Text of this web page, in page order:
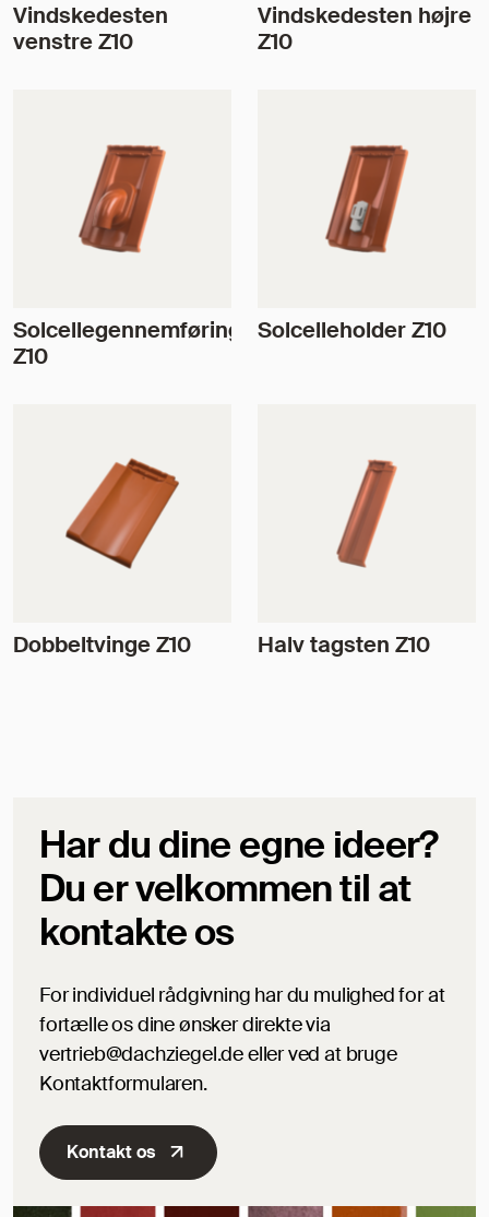
Vindskedesten
venstre Z10
Vindskedesten højre
Z10
Solcellegennemføring
Z10
Solcelleholder Z10
Dobbeltvinge Z10 Halv tagsten Z10
Har du dine egne ideer?
Du er velkommen til at
kontakte os
For individuel rådgivning har du mulighed for at
fortælle os dine ønsker direkte via
vertrieb@dachziegel.de eller ved at bruge
Kontaktformularen.
Kontakt os